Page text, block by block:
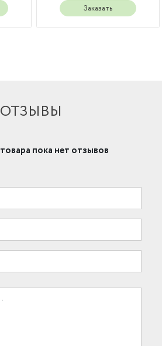
Заказать
ОТЗЫВЫ
пока нет отзывов